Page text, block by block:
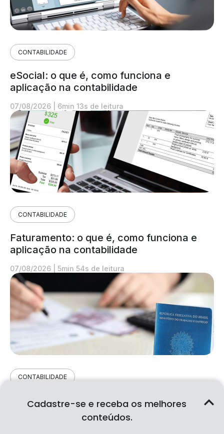
Cadastre-se e receba os melhores
conteúdos.
CONTABILIDADE
eSocial: o que é, como funciona e
aplicação na contabilidade
07/08/2026 6min 13s de leitura
CONTABILIDADE
Faturamento: o que é, como funciona e
aplicação na contabilidade
07/08/2026 5min 54s de leitura
CONTABILIDADE
FGTS: o que é, como funciona e aplicação